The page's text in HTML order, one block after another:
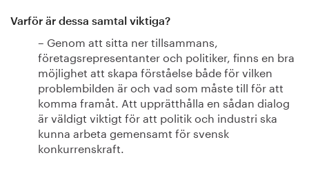
Varför är dessa samtal viktiga?
– Genom att sitta ner tillsammans,
företagsrepresentanter och politiker, finns en bra
möjlighet att skapa förståelse både för vilken
problembilden är och vad som måste till för att
komma framåt. Att upprätthålla en sådan dialog
är väldigt viktigt för att politik och industri ska
kunna arbeta gemensamt för svensk
konkurrenskraft.